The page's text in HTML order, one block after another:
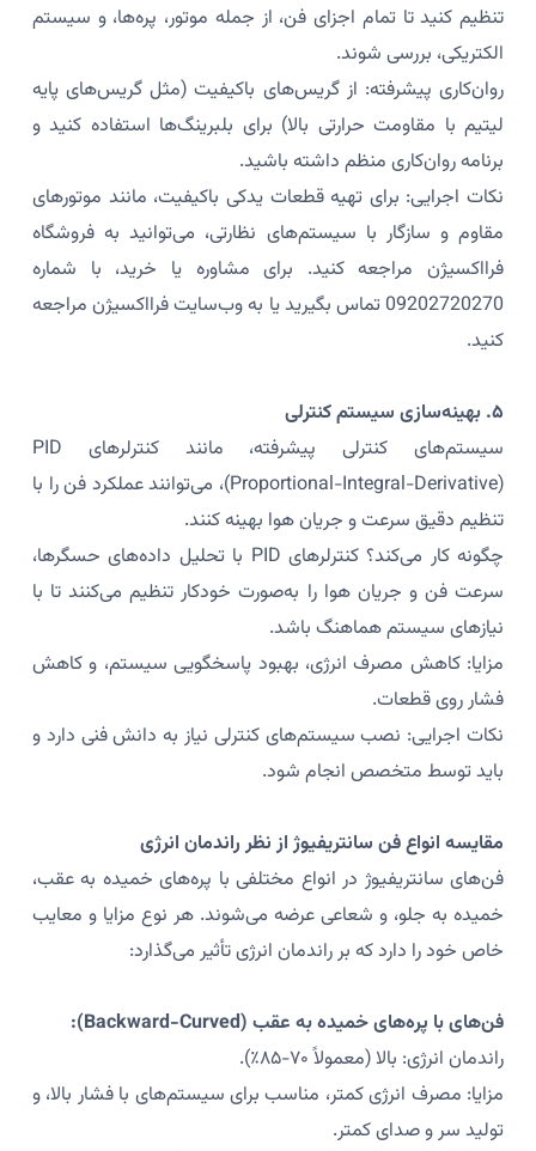
تنظیم کنید تا تمام اجزای فن، از جمله موتور، پره‌ها، و سیستم
الکتریکی، بررسی شوند.
روان‌کاری پیشرفته: از گریس‌های باکیفیت (مثل گریس‌های پایه
لیتیم با مقاومت حرارتی بالا) برای بلبرینگ‌ها استفاده کنید و
برنامه روان‌کاری منظم داشته باشید.
نکات اجرایی: برای تهیه قطعات یدکی باکیفیت، مانند موتورهای
مقاوم و سازگار با سیستم‌های نظارتی، می‌توانید به فروشگاه
فرااکسیژن مراجعه کنید. برای مشاوره یا خرید، با شماره
09202720270 تماس بگیرید یا به وب‌سایت فرااکسیژن مراجعه
کنید.
۵. بهینه‌سازی سیستم کنترلی
سیستم‌های کنترلی پیشرفته، مانند کنترلرهای PID
(Proportional-Integral-Derivative)، می‌توانند عملکرد فن را با
تنظیم دقیق سرعت و جریان هوا بهینه کنند.
چگونه کار می‌کند؟ کنترلرهای PID با تحلیل داده‌های حسگرها،
سرعت فن و جریان هوا را به‌صورت خودکار تنظیم می‌کنند تا با
نیازهای سیستم هماهنگ باشد.
مزایا: کاهش مصرف انرژی، بهبود پاسخگویی سیستم، و کاهش
فشار روی قطعات.
نکات اجرایی: نصب سیستم‌های کنترلی نیاز به دانش فنی دارد و
باید توسط متخصص انجام شود.
مقایسه انواع فن سانتریفیوژ از نظر راندمان انرژی
فن‌های سانتریفیوژ در انواع مختلفی با پره‌های خمیده به عقب،
خمیده به جلو، و شعاعی عرضه می‌شوند. هر نوع مزایا و معایب
خاص خود را دارد که بر راندمان انرژی تأثیر می‌گذارد:
فن‌های با پره‌های خمیده به عقب (Backward-Curved):
راندمان انرژی: بالا (معمولاً ۷۰-۸۵٪).
مزایا: مصرف انرژی کمتر، مناسب برای سیستم‌های با فشار بالا، و
تولید سر و صدای کمتر.